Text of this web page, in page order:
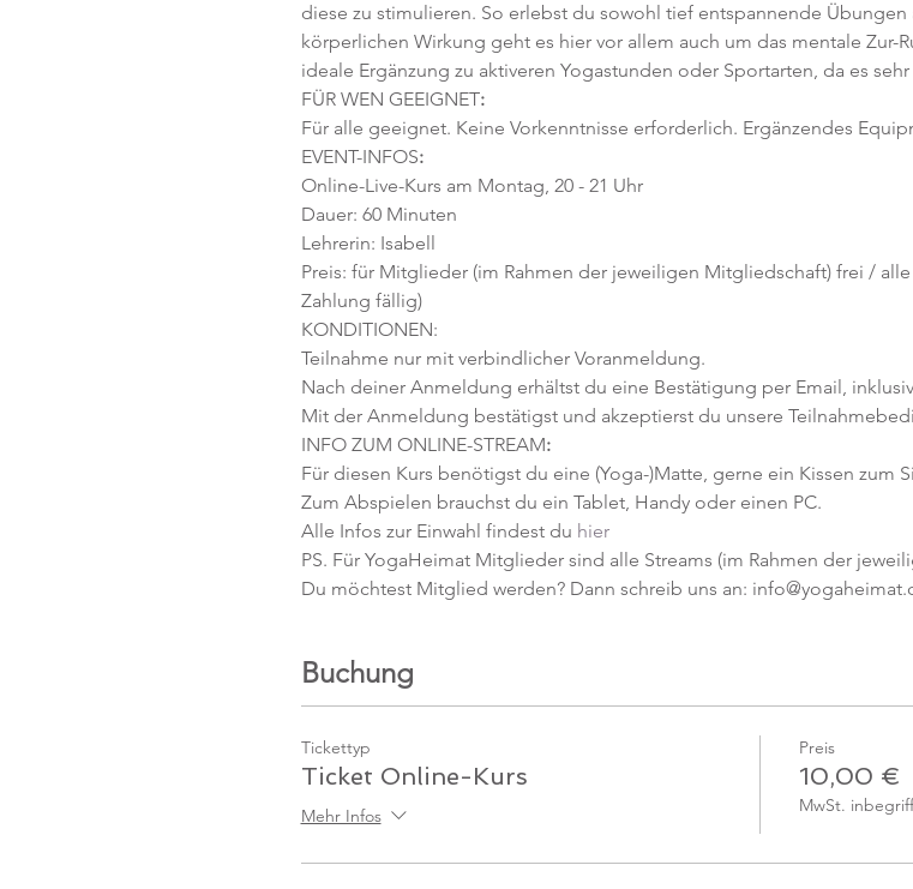
diese zu stimulieren. So erlebst du sowohl tief entspannende
körperlichen Wirkung geht es hier vor allem auch um das mentale Zur-
ideale Ergänzung zu aktiveren Yogastunden oder Sportarten, da es
FÜR WEN GEEIGNET:
Für alle geeignet. Keine Vorkenntnisse erforderlich. Ergänzendes
EVENT-INFOS:
Online-Live-Kurs am Montag, 20 - 21 Uhr
Dauer: 60 Minuten
Lehrerin: Isabell
Preis: für Mitglieder (im Rahmen der jeweiligen Mitgliedschaft) frei /
Zahlung fällig)
KONDITIONEN:
Teilnahme nur mit verbindlicher Voranmeldung.
Nach deiner Anmeldung erhältst du eine Bestätigung per Email,
Mit der Anmeldung bestätigst und akzeptierst du unsere
INFO ZUM ONLINE-STREAM:
Für diesen Kurs benötigst du eine (Yoga-)Matte, gerne ein Kissen zum
Zum Abspielen brauchst du ein Tablet, Handy oder einen PC.
Alle Infos zur Einwahl findest du hier
PS. Für YogaHeimat Mitglieder sind alle Streams (im Rahmen der
Du möchtest Mitglied werden? Dann schreib uns an:
Buchung
Tickettyp
Ticket Online-Kurs
Mehr Infos
Preis
10,00 €
MwSt.